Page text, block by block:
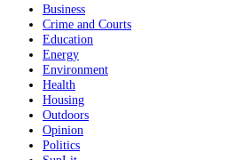
Business
Crime and Courts
Education
Energy
Environment
Health
Housing
Outdoors
Opinion
Politics